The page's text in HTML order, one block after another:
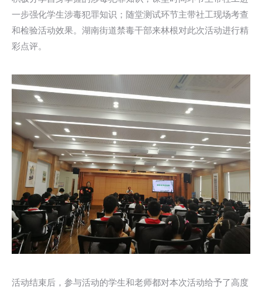
一步强化学生涉毒犯罪知识；随堂测试环节主带社工现场考查
和检验活动效果。湖南街道禁毒干部来林根对此次活动进行精
彩点评。
活动结束后，参与活动的学生和老师都对本次活动给予了高度